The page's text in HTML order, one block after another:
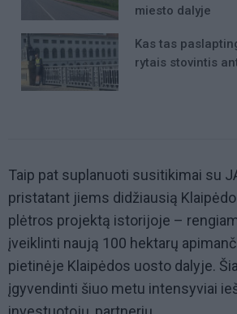
miesto dalyje
Kas tas
rytais stovintis
Taip pat suplanuoti susitikimai su
pristatant jiems didžiausią
plėtros projektą istorijoje –
įveiklinti naują 100 hektarų
pietinėje Klaipėdos uosto dalyje.
įgyvendinti šiuo metu intensyviai